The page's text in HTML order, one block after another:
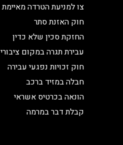
צו למניעת הטרדה מאיימת
חוק האזנת סתר
החזקת סכין שלא כדין
עבירת תגרה במקום ציבורי
חוק זכויות נפגעי עבירה
חבלה במזיד ברכב
הונאה בכרטיס אשראי
קבלת דבר במרמה